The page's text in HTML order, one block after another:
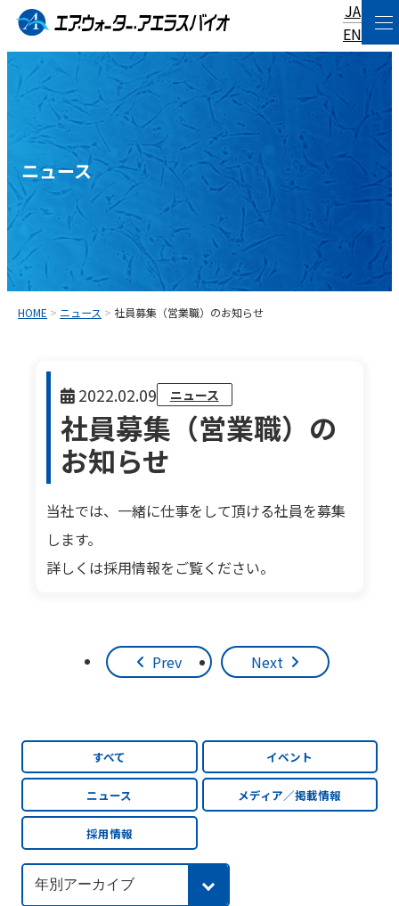
コ
ン
テ
ン
へ
ス
キ
ッ
プ
EN
JA
ニュース
HOME > ニュース > 社員募集（営業職）のお知らせ
社員募集（営業職）の
お知らせ
2022.02.09 ニュース
当社では、一緒に仕事をして頂ける社員を募集
します。
詳しくは採用情報をご覧ください。
Prev Next
すべて イベント
ニュース メディア／掲載情報
採用情報